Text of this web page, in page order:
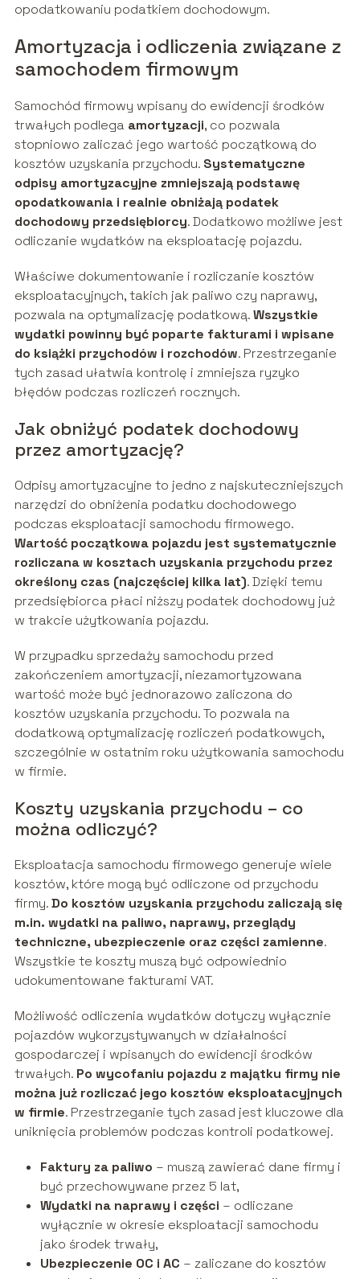
opodatkowaniu podatkiem dochodowym.
Amortyzacja i odliczenia związane z
samochodem firmowym
Samochód firmowy wpisany do ewidencji środków
trwałych podlega amortyzacji, co pozwala
stopniowo zaliczać jego wartość początkową do
kosztów uzyskania przychodu. Systematyczne
odpisy amortyzacyjne zmniejszają podstawę
opodatkowania i realnie obniżają podatek
dochodowy przedsiębiorcy. Dodatkowo możliwe jest
odliczanie wydatków na eksploatację pojazdu.
Właściwe dokumentowanie i rozliczanie kosztów
eksploatacyjnych, takich jak paliwo czy naprawy,
pozwala na optymalizację podatkową.Wszystkie
wydatki powinny być poparte fakturami i wpisane
do książki przychodów i rozchodów. Przestrzeganie
tych zasad ułatwia kontrolę i zmniejsza ryzyko
błędów podczas rozliczeń rocznych.
Jak obniżyć podatek dochodowy
przez amortyzację?
Odpisy amortyzacyjne to jedno z najskuteczniejszych
narzędzi do obniżenia podatku dochodowego
podczas eksploatacji samochodu firmowego.
Wartość początkowa pojazdu jest systematycznie
rozliczana w kosztach uzyskania przychodu przez
określony czas (najczęściej kilka lat). Dzięki temu
przedsiębiorca płaci niższy podatek dochodowy już
w trakcie użytkowania pojazdu.
W przypadku sprzedaży samochodu przed
zakończeniem amortyzacji, niezamortyzowana
wartość może być jednorazowo zaliczona do
kosztów uzyskania przychodu. To pozwala na
dodatkową optymalizację rozliczeń podatkowych,
szczególnie w ostatnim roku użytkowania samochodu
w firmie.
Koszty uzyskania przychodu – co
można odliczyć?
Eksploatacja samochodu firmowego generuje wiele
kosztów, które mogą być odliczone od przychodu
firmy.Do kosztów uzyskania przychodu zaliczają się
m.in. wydatki na paliwo, naprawy, przeglądy
techniczne, ubezpieczenie oraz części zamienne.
Wszystkie te koszty muszą być odpowiednio
udokumentowane fakturami VAT.
Możliwość odliczenia wydatków dotyczy wyłącznie
pojazdów wykorzystywanych w działalności
gospodarczej i wpisanych do ewidencji środków
trwałych. Po wycofaniu pojazdu z majątku firmy nie
można już rozliczać jego kosztów eksploatacyjnych
w firmie. Przestrzeganie tych zasad jest kluczowe dla
uniknięcia problemów podczas kontroli podatkowej.
Faktury za paliwo – muszą zawierać dane firmy i
być przechowywane przez 5 lat,
Wydatki na naprawy i części – odliczane
wyłącznie w okresie eksploatacji samochodu
jako środek trwały,
Ubezpieczenie OC i AC – zaliczane do kosztów